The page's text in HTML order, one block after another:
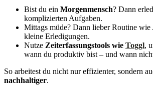
Bist du ein Morgenmensch? Dann
komplizierten Aufgaben.
Mittags müde? Dann lieber Routine
kleine Erledigungen.
Nutze Zeiterfassungstools wie Toggl,
wann du produktiv bist – und wann
So arbeitest du nicht nur effizienter, sondern
nachhaltiger.